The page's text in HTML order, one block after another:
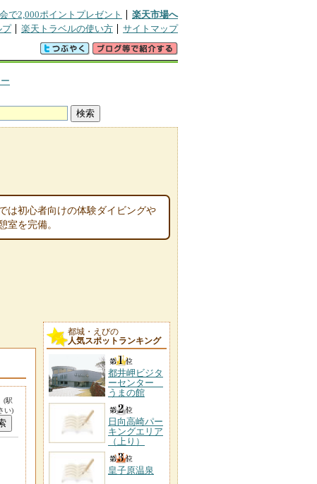
で2,000ポイントプレゼント
楽天市場へ
プ 楽天トラベルの使い方 サイトマップ
は初心者向けの体験ダイビングや
室を完備。
(駅
い)
都城・えびの
人気スポットランキング
都井岬ビジタ
ーセンター
うまの館
日向高崎パー
キングエリア
（上り）
皇子原温泉